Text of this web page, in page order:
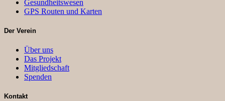
Gesundheitswesen
GPS Routen und Karten
Der Verein
Über uns
Das Projekt
Mitgliedschaft
Spenden
Kontakt